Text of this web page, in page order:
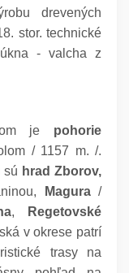
drevených
stor. technické
- valcha z
je pohorie
/ 1157 m. /.
sú hrad Zborov,
Magura /
, Regetovské
v okrese patrí
trasy na